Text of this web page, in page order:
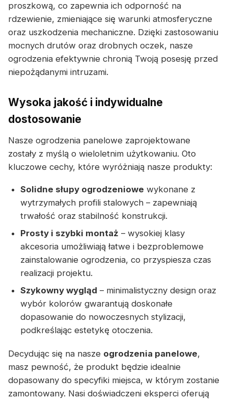
proszkową, co zapewnia ich odporność na
rdzewienie, zmieniające się warunki atmosferyczne
oraz uszkodzenia mechaniczne. Dzięki zastosowaniu
mocnych drutów oraz drobnych oczek, nasze
ogrodzenia efektywnie chronią Twoją posesję przed
niepożądanymi intruzami.
Wysoka jakość i indywidualne
dostosowanie
Nasze ogrodzenia panelowe zaprojektowane
zostały z myślą o wieloletnim użytkowaniu. Oto
kluczowe cechy, które wyróżniają nasze produkty:
Solidne słupy ogrodzeniowe wykonane z
wytrzymałych profili stalowych – zapewniają
trwałość oraz stabilność konstrukcji.
Prosty i szybki montaż – wysokiej klasy
akcesoria umożliwiają łatwe i bezproblemowe
zainstalowanie ogrodzenia, co przyspiesza czas
realizacji projektu.
Szykowny wygląd – minimalistyczny design oraz
wybór kolorów gwarantują doskonałe
dopasowanie do nowoczesnych stylizacji,
podkreślając estetykę otoczenia.
Decydując się na nasze ogrodzenia panelowe,
masz pewność, że produkt będzie idealnie
dopasowany do specyfiki miejsca, w którym zostanie
zamontowany. Nasi doświadczeni eksperci oferują